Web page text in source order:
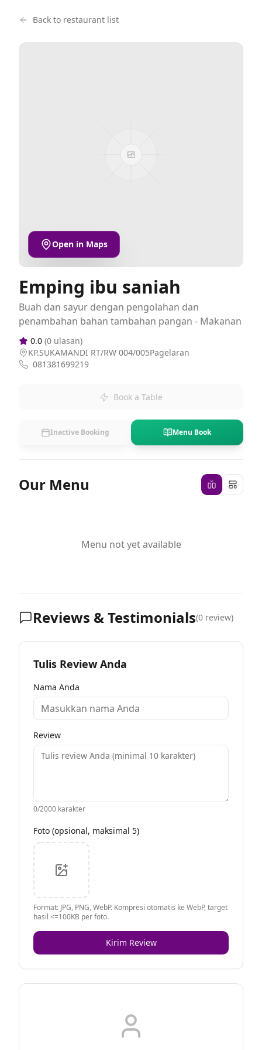
Back to restaurant list
Open in Maps
Emping ibu saniah
Buah dan sayur dengan pengolahan dan
penambahan bahan tambahan pangan - Makanan
0.0 (0 ulasan)
KP.SUKAMANDI RT/RW 004/005Pagelaran
081381699219
Book a Table
Inactive Booking Menu Book
Our Menu
Menu not yet available
Reviews & Testimonials(0 review)
Tulis Review Anda
Nama Anda
Review
0/2000 karakter
Foto (opsional, maksimal 5)
Format: JPG, PNG, WebP. Kompresi otomatis ke WebP, target
hasil <=100KB per foto.
Kirim Review